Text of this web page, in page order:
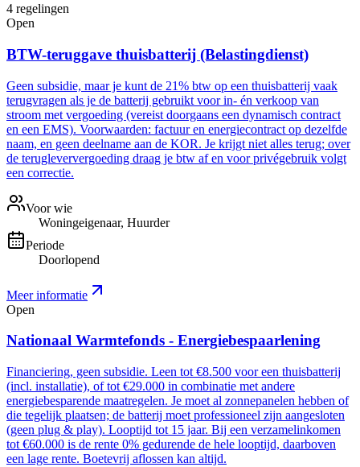
4 regelingen
Open
BTW-teruggave thuisbatterij (Belastingdienst)
Geen subsidie, maar je kunt de 21% btw op een thuisbatterij vaak
terugvragen als je de batterij gebruikt voor in- én verkoop van
stroom met vergoeding (vereist doorgaans een dynamisch contract
en een EMS). Voorwaarden: factuur en energiecontract op dezelfde
naam, en geen deelname aan de KOR. Je krijgt niet alles terug; over
de terugleververgoeding draag je btw af en voor privégebruik volgt
een correctie.
Voor wie
Woningeigenaar, Huurder
Periode
Doorlopend
Meer informatie
Open
Nationaal Warmtefonds - Energiebespaarlening
Financiering, geen subsidie. Leen tot €8.500 voor een thuisbatterij
(incl. installatie), of tot €29.000 in combinatie met andere
energiebesparende maatregelen. Je moet al zonnepanelen hebben of
die tegelijk plaatsen; de batterij moet professioneel zijn aangesloten
(geen plug & play). Looptijd tot 15 jaar. Bij een verzamelinkomen
tot €60.000 is de rente 0% gedurende de hele looptijd, daarboven
een lage rente. Boetevrij aflossen kan altijd.